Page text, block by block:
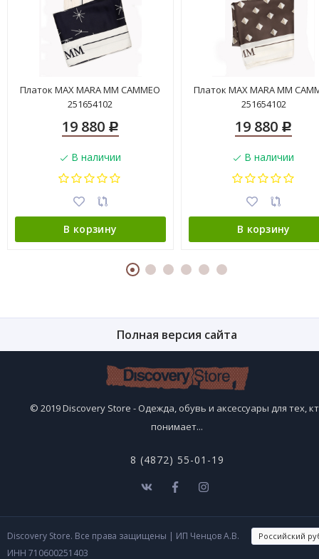
Платок MAX MARA MM CAMMEO
251654102
19 880 Р
В наличии
В корзину
Платок MAX MARA MM
251654102
19 880 Р
В наличии
В корзину
Полная версия сайта
© 2019 Discovery Store - Одежда, обувь и аксессуары для тех,
понимает...
8 (4872) 55-01-19
Discovery Store. Все права защищены | ИП Ченцов А.В.
ИНН 710600251403